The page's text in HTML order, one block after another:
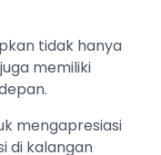
tidak hanya
memiliki
mengapresiasi
di kalangan